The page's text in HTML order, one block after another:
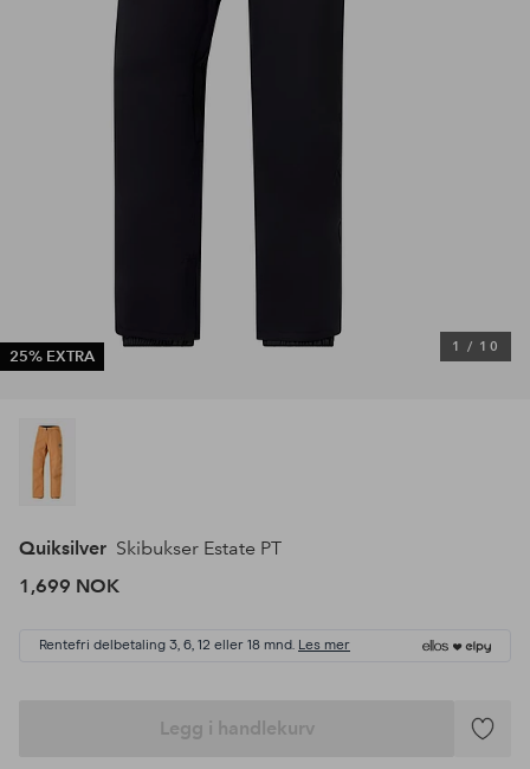
25% EXTRA
1 / 10
Quiksilver Skibukser Estate PT
1,699 NOK
Rentefri delbetaling 3, 6, 12 eller 18 mnd. Les mer
Legg i handlekurv
Legg